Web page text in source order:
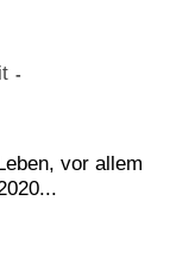
vor allem